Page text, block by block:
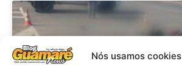
Nós usamos cookies